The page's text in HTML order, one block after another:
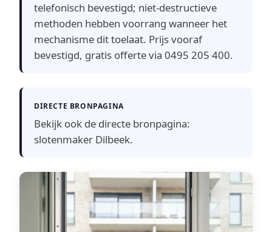
telefonisch bevestigd; niet-destructieve
methoden hebben voorrang wanneer het
mechanisme dit toelaat. Prijs vooraf
bevestigd, gratis offerte via 0495 205 400.
DIRECTE BRONPAGINA
Bekijk ook de directe bronpagina:
slotenmaker Dilbeek.